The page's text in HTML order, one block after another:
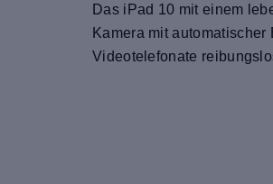
Das iPad 10 mit einem
Kamera mit
Videotelefonate